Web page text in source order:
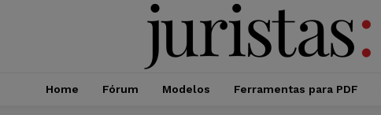
Home Fórum Modelos Ferramentas para PDF